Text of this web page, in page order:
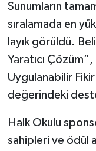
Sunumların
sıralamada en
layık görüldü.
Yaratıcı
Uygulanabilir
değerindeki
Halk Okulu
sahipleri ve ödül